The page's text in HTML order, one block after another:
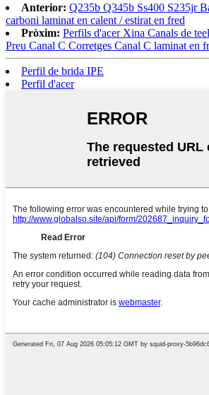
Anterior: Q235b Q345b Ss400 S235jr
carboni laminat en calent / estirat en fred
Pròxim: Perfils d'acer Xina Canals de
Preu Canal C Corretges Canal C laminat en
Perfil de brida IPE
Perfil d'acer